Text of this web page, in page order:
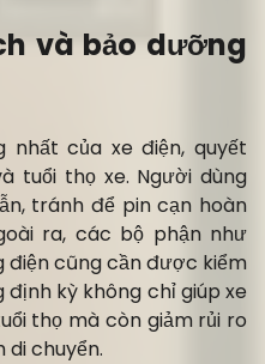
và bảo dưỡng
nhất của xe điện, quyết
tuổi thọ xe. Người dùng
tránh để pin cạn hoàn
ra, các bộ phận như
điện cũng cần được kiểm
kỳ không chỉ giúp xe
thọ mà còn giảm rủi ro
chuyển.